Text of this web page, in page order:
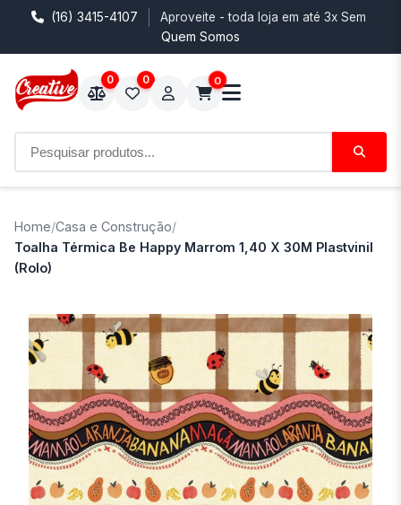
(16) 3415-4107 Aproveite - toda loja em até 3x Sem
Quem Somos
0 0 0
Home/Casa e Construção/
Toalha Térmica Be Happy Marrom 1,40 X 30M Plastvinil
(Rolo)